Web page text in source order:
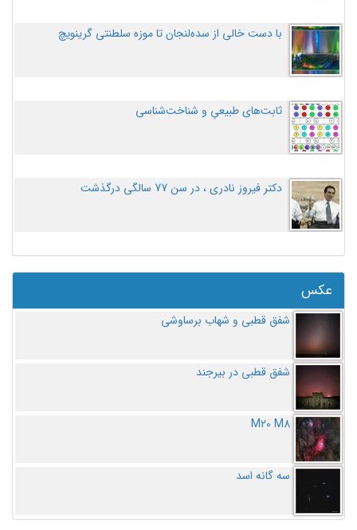
با دست خالی از سده‌لنجان تا موزه سلطنتی گرینویچ
ثابت‌های طبیعیِ و شناخت‌شناسی
دکتر فیروز نادری ، در سن 77 سالگی درگذشت
عکس
شفق قطبی و شهاب برساوشی
شفق قطبی در بیرجند
M20 M8
سه گانه اسد